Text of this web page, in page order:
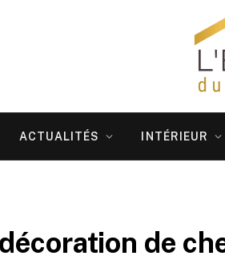
ACTUALITÉS INTÉRIEUR
de